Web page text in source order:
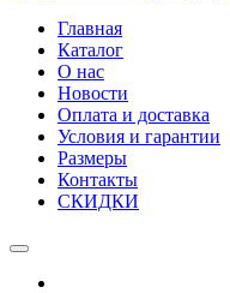
Главная
Каталог
О нас
Новости
Оплата и доставка
Условия и гарантии
Размеры
Контакты
СКИДКИ